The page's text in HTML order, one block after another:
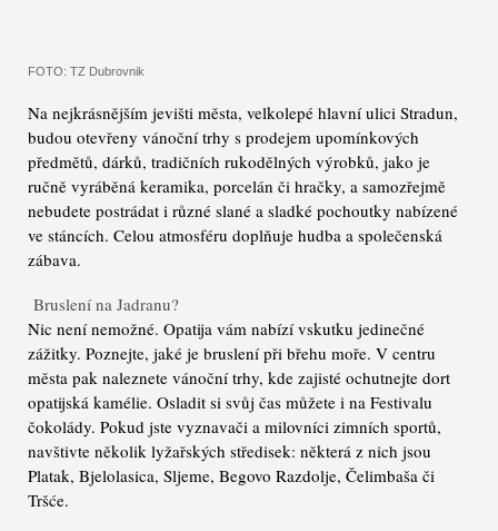
FOTO: TZ Dubrovnik
Na nejkrásnějším jevišti města, velkolepé hlavní ulici Stradun,
budou otevřeny vánoční trhy s prodejem upomínkových
předmětů, dárků, tradičních rukodělných výrobků, jako je
ručně vyráběná keramika, porcelán či hračky, a samozřejmě
nebudete postrádat i různé slané a sladké pochoutky nabízené
ve stáncích. Celou atmosféru doplňuje hudba a společenská
zábava.
Bruslení na Jadranu?
Nic není nemožné. Opatija vám nabízí vskutku jedinečné
zážitky. Poznejte, jaké je bruslení při břehu moře. V centru
města pak naleznete vánoční trhy, kde zajisté ochutnejte dort
opatijská kamélie. Osladit si svůj čas můžete i na Festivalu
čokolády. Pokud jste vyznavači a milovníci zimních sportů,
navštivte několik lyžařských středisek: některá z nich jsou
Platak, Bjelolasica, Sljeme, Begovo Razdolje, Čelimbaša či
Tršće.